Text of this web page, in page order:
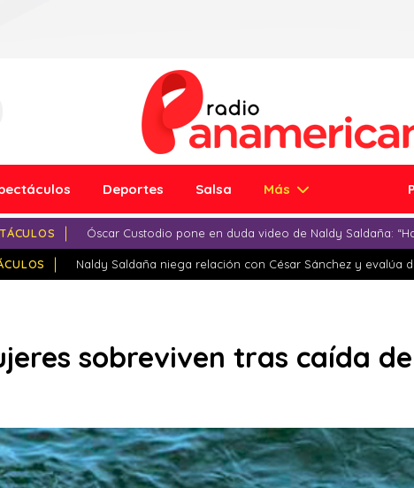
Deportes Salsa Más
Óscar Custodio pone en duda video de Naldy Saldaña:
Naldy Saldaña niega relación con César Sánchez y evalúa
sobreviven tras caída